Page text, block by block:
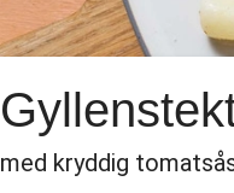
med kryddig